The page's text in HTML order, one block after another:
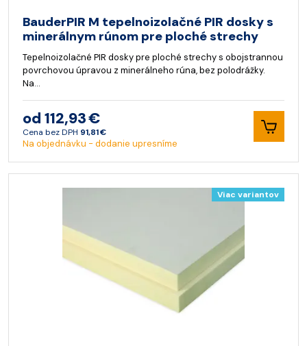
BauderPIR M tepelnoizolačné PIR dosky s
minerálnym rúnom pre ploché strechy
Tepelnoizolačné PIR dosky pre ploché strechy s obojstrannou
povrchovou úpravou z minerálneho rúna, bez polodrážky.
Na…
od 112,93 €
Cena bez DPH 91,81 €
Na objednávku - dodanie upresníme
Viac variantov